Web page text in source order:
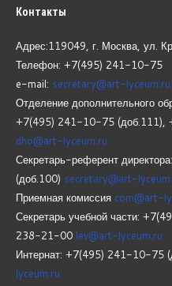
Контакты
Адрес:119049, г. Москва, ул.
Телефон: +7(495) 241-10-75
e-mail: secretary@art-lyceum.ru
Отделение дополнительного
+7(495) 241-10-75 (доб.111),
dho@art-lyceum.ru
Секретарь-референт
(доб.100) secretary@art-
Приемная комиссия com@art-
Секретарь учебной части:
238-21-00 lev@art-lyceum.ru
Интернат: +7(495) 241-10-75
lyceum.ru